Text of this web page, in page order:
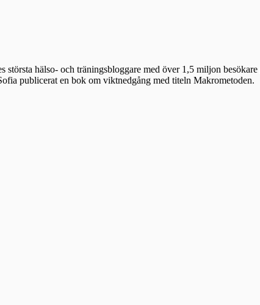
hälso- och träningsbloggare med över 1,5 miljon
publicerat en bok om viktnedgång med titeln Makrometoden.